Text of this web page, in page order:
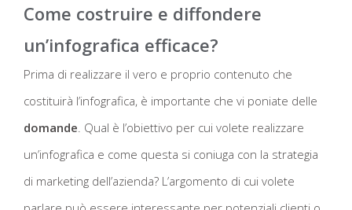
Come costruire e diffondere
un’infografica efficace?
Prima di realizzare il vero e proprio contenuto che
costituirà l’infografica, è importante che vi poniate delle
domande . Qual è l’obiettivo per cui volete realizzare
un’infografica e come questa si coniuga con la strategia
di marketing dell’azienda? L’argomento di cui volete